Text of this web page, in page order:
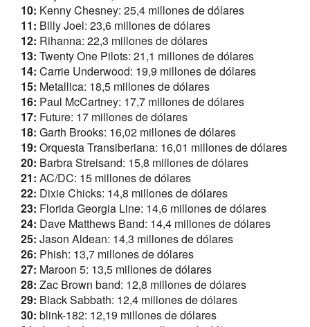
10: Kenny Chesney: 25,4 millones de dólares
11: Billy Joel: 23,6 millones de dólares
12: Rihanna: 22,3 millones de dólares
13: Twenty One Pilots: 21,1 millones de dólares
14: Carrie Underwood: 19,9 millones de dólares
15: Metallica: 18,5 millones de dólares
16: Paul McCartney: 17,7 millones de dólares
17: Future: 17 millones de dólares
18: Garth Brooks: 16,02 millones de dólares
19: Orquesta Transiberiana: 16,01 millones de dólares
20: Barbra Streisand: 15,8 millones de dólares
21: AC/DC: 15 millones de dólares
22: Dixie Chicks: 14,8 millones de dólares
23: Florida Georgia Line: 14,6 millones de dólares
24: Dave Matthews Band: 14,4 millones de dólares
25: Jason Aldean: 14,3 millones de dólares
26: Phish: 13,7 millones de dólares
27: Maroon 5: 13,5 millones de dólares
28: Zac Brown band: 12,8 millones de dólares
29: Black Sabbath: 12,4 millones de dólares
30: blink-182: 12,19 millones de dólares